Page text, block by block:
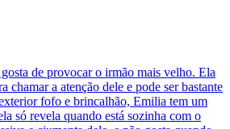
de provocar o irmão mais velho. Ela
chamar a atenção dele e pode ser bastante
fofo e brincalhão, Emilia tem um
só revela quando está sozinha com o